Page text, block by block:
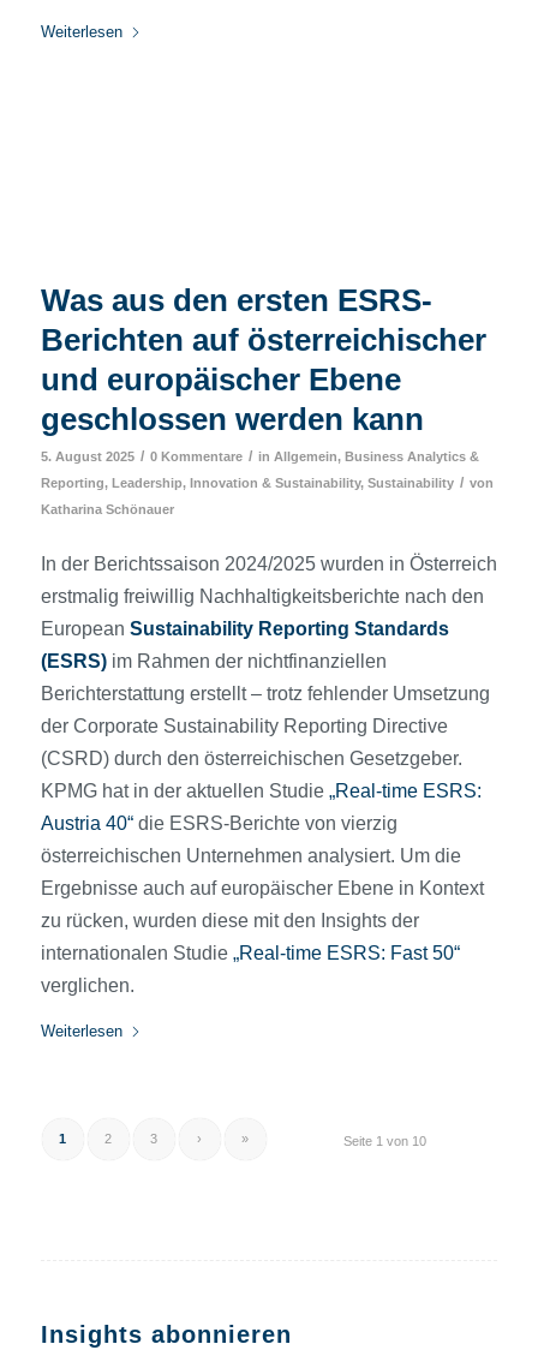
Weiterlesen
Was aus den ersten ESRS-
Berichten auf österreichischer
und europäischer Ebene
geschlossen werden kann
5. August 2025 / 0 Kommentare / in Allgemein, Business Analytics &
Reporting, Leadership, Innovation & Sustainability, Sustainability / von
Katharina Schönauer
In der Berichtssaison 2024/2025 wurden in Österreich
erstmalig freiwillig Nachhaltigkeitsberichte nach den
European Sustainability Reporting Standards
(ESRS)im Rahmen der nichtfinanziellen
Berichterstattung erstellt – trotz fehlender Umsetzung
der Corporate Sustainability Reporting Directive
(CSRD) durch den österreichischen Gesetzgeber.
KPMG hat in der aktuellen Studie „Real-time ESRS:
Austria 40“die ESRS-Berichte von vierzig
österreichischen Unternehmen analysiert. Um die
Ergebnisse auch auf europäischer Ebene in Kontext
zu rücken, wurden diese mit den Insights der
internationalen Studie „Real-time ESRS: Fast 50“
verglichen.
Weiterlesen
Seite 1 von 10
1 2 3 › »
Insights abonnieren